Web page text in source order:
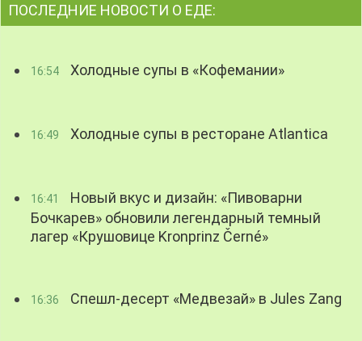
ПОСЛЕДНИЕ НОВОСТИ О ЕДЕ:
16:54 Холодные супы в «Кофемании»
16:49 Холодные супы в ресторане Atlantica
16:41
Новый вкус и дизайн: «Пивоварни
Бочкарев» обновили легендарный темный
лагер «Крушовице Kronprinz Černé»
16:36 Спешл-десерт «Медвезай» в Jules Zang